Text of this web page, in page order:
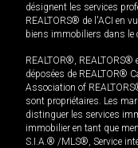
désignent les services
REALTORS® de l'ACI en
biens immobiliers dans le
REALTOR®,
déposées de REALTOR®
Association of
sont propriétaires. Les
distinguer les services
immobilier en tant que
S.I.A.® /MLS®, Service